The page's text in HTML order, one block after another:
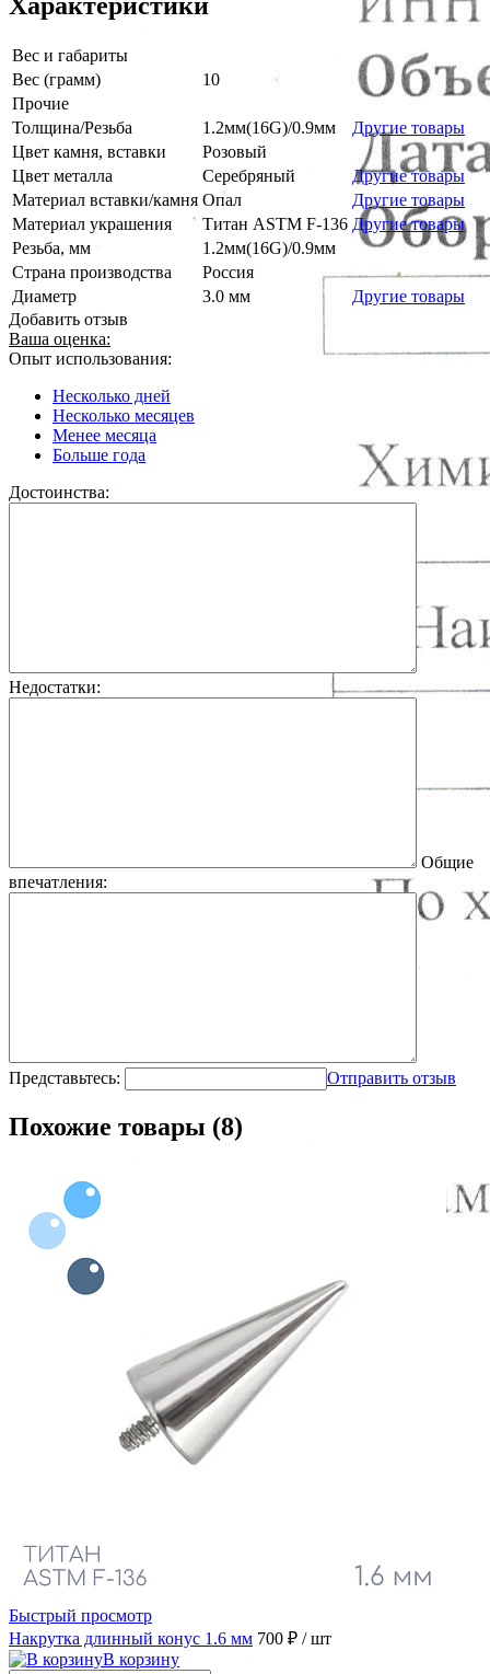
Вес и габариты
Вес (грамм)
10
Прочие
Толщина/Резьба
1.2мм(16G)/0.9мм
Другие товары
Цвет камня, вставки
Розовый
Цвет металла
Серебряный
Другие товары
Материал вставки/камня Опал
Другие товары
Материал украшения
Титан ASTM F-136 Другие товары
Резьба, мм
1.2мм(16G)/0.9мм
Страна производства
Россия
Диаметр
3.0 мм
Другие товары
Добавить отзыв
Ваша оценка:
Опыт использования:
Несколько дней
Несколько месяцев
Менее месяца
Больше года
Достоинства:
Недостатки:
Общие
впечатления:
Представьтесь: Отправить отзыв
Похожие товары (8)
Быстрый просмотр
Накрутка длинный конус 1.6 мм 700 ₽ / шт
В корзину